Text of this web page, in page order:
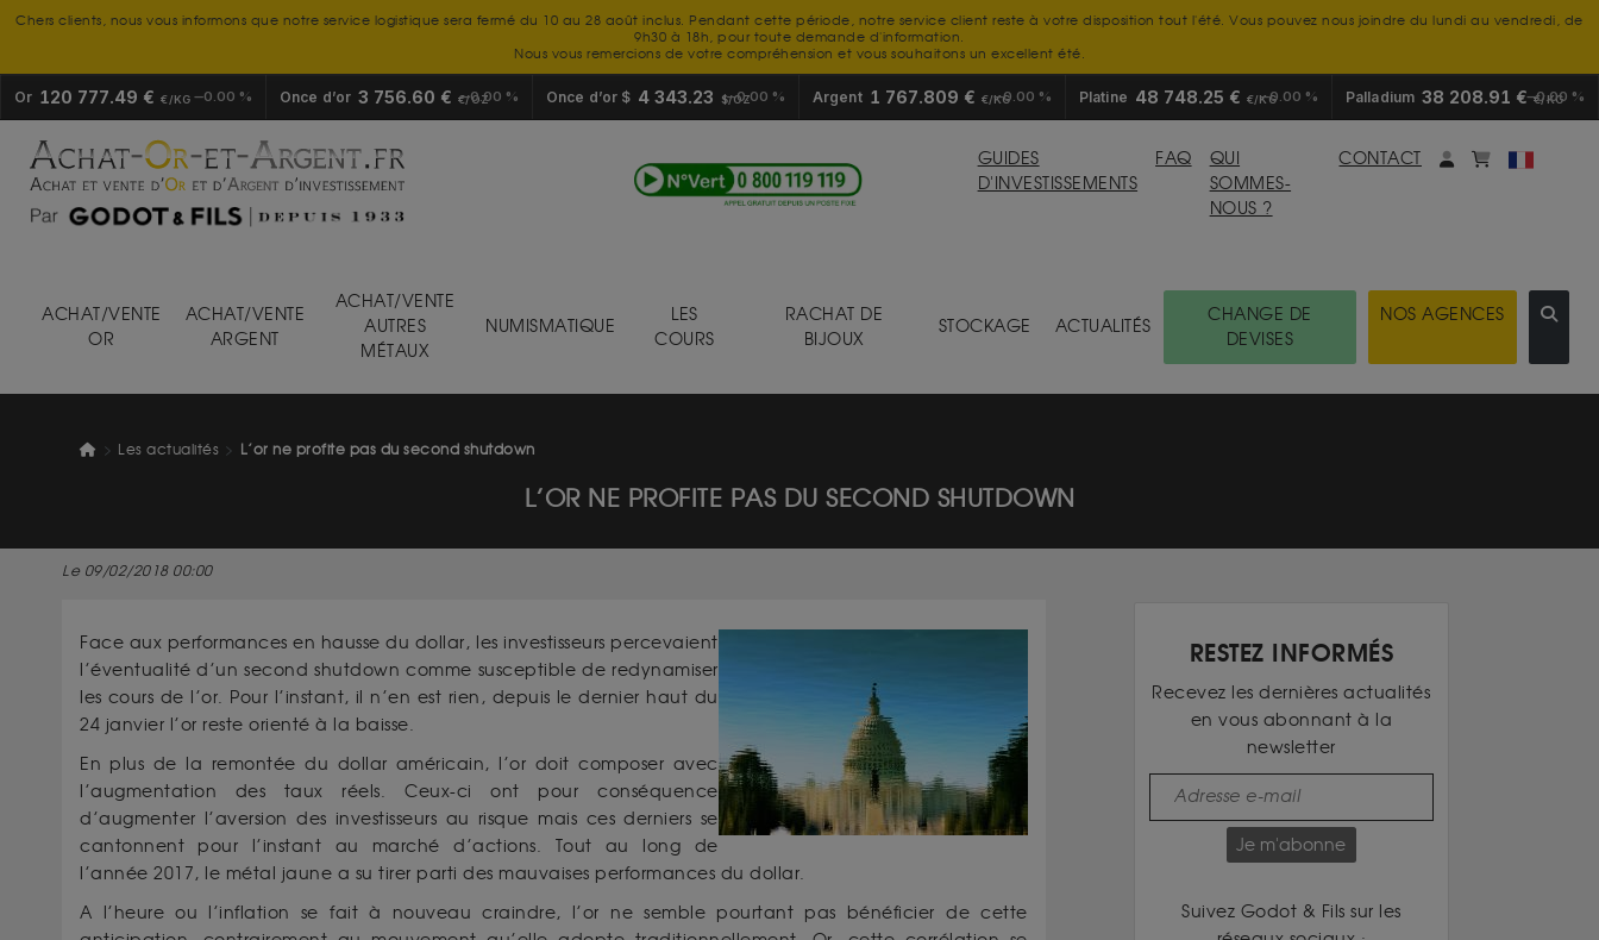
Chers clients, nous vous informons que notre service logistique sera fermé du 10 au 28 août inclus. Pendant cette période, notre service client reste à votre disposition tout l'été. Vous pouvez nous joindre du lundi au vendredi, de
9h30 à 18h, pour toute demande d'information.
Nous vous remercions de votre compréhension et vous souhaitons un excellent été.
Or 120 777.49 € €/KG 0.00 % Once d’or 3 756.60 € €/OZ
0.00 % Once d’or $ 4 343.23 $/OZ0.00 % Argent 1 767.809 € €/KG0.00 % Platine 48 748.25 € €/KG0.00 % Palladium 38 208.91 €€/KG
0.00 %
GUIDES
D'INVESTISSEMENTS
FAQ
QUI
SOMMES-
NOUS ?
CONTACT Mon compte
monpanier
ACHAT/VENTE
OR
ACHAT/VENTE
ARGENT
ACHAT/VENTE
AUTRES
MÉTAUX
NUMISMATIQUE
LES
COURS
RACHAT DE
BIJOUX
STOCKAGE ACTUALITÉS
CHANGE DE
DEVISES
NOS AGENCES
Les actualités L’or ne profite pas du second shutdown
L’OR NE PROFITE PAS DU SECOND SHUTDOWN
Le 09/02/2018 00:00
Face aux performances en hausse du dollar, les investisseurs percevaient
l’éventualité d’un second shutdown comme susceptible de redynamiser
les cours de l’or. Pour l’instant, il n’en est rien, depuis le dernier haut du
24 janvier l’or reste orienté à la baisse.
En plus de la remontée du dollar américain, l’or doit composer avec
l’augmentation des taux réels. Ceux-ci ont pour conséquence
d’augmenter l’aversion des investisseurs au risque mais ces derniers se
cantonnent pour l’instant au marché d’actions. Tout au long de
l’année 2017, le métal jaune a su tirer parti des mauvaises performances du dollar.
A l’heure ou l’inflation se fait à nouveau craindre, l’or ne semble pourtant pas bénéficier de cette
RESTEZ INFORMÉS
Recevez les dernières actualités
en vous abonnant à la
newsletter
Je m'abonne
Suivez Godot & Fils sur les